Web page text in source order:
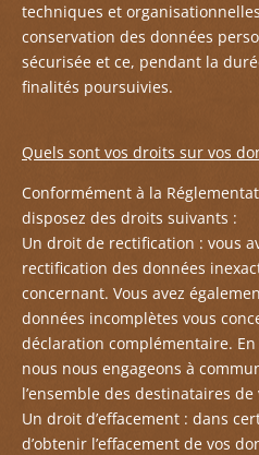
techniques et
conservation des données
sécurisée et ce, pendant la
finalités poursuivies.
Quels sont vos droits sur vos
Conformément à la
disposez des droits suivants :
Un droit de rectification : vous
rectification des données
concernant. Vous avez
données incomplètes vous
déclaration complémentaire. En
nous nous engageons à
l’ensemble des destinataires de
Un droit d’effacement : dans
d’obtenir l’effacement de vos